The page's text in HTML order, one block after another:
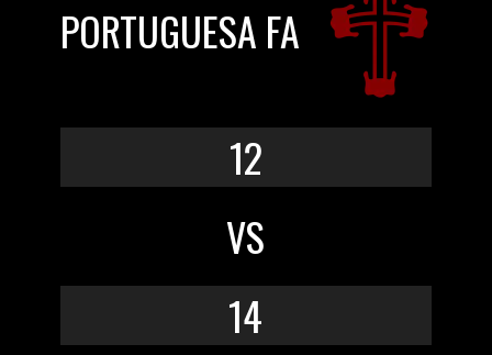
PORTUGUESA FA
12
VS
14